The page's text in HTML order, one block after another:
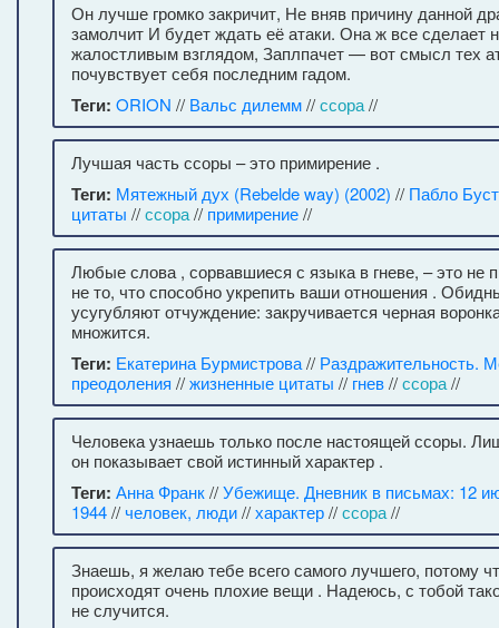
Он лучше громко закричит, Не вняв причину данной
замолчит И будет ждать её атаки. Она ж все сделает
жалостливым взглядом, Заплпачет — вот смысл тех
почувствует себя последним гадом.
Теги: ORION // Вальс дилемм//ссора//
Лучшая часть ссоры – это примирение .
Теги: Мятежный дух (Rebelde way) (2002) // Пабло
цитаты //ссора// примирение//
Любые слова , сорвавшиеся с языка в гневе, – это не
не то, что способно укрепить ваши отношения .
усугубляют отчуждение: закручивается черная
множится.
Теги: Екатерина Бурмистрова// Раздражительность.
преодоления //жизненные цитаты // гнев//ссора//
Человека узнаешь только после настоящей ссоры.
он показывает свой истинный характер .
Теги: Анна Франк//Убежище. Дневник в письмах: 12
1944//человек, люди//характер//ссора//
Знаешь, я желаю тебе всего самого лучшего, потому
происходят очень плохие вещи . Надеюсь, с тобой
не случится.